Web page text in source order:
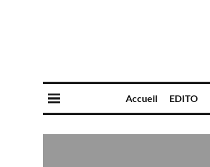
Accueil EDITO